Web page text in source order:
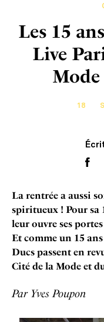
Les 15
Live
18
La rentrée a aussi
spiritueux ! Pour sa
leur ouvre ses
Et comme un 15 ans
Ducs passent en
Cité de la Mode et
Par Yves Poupon